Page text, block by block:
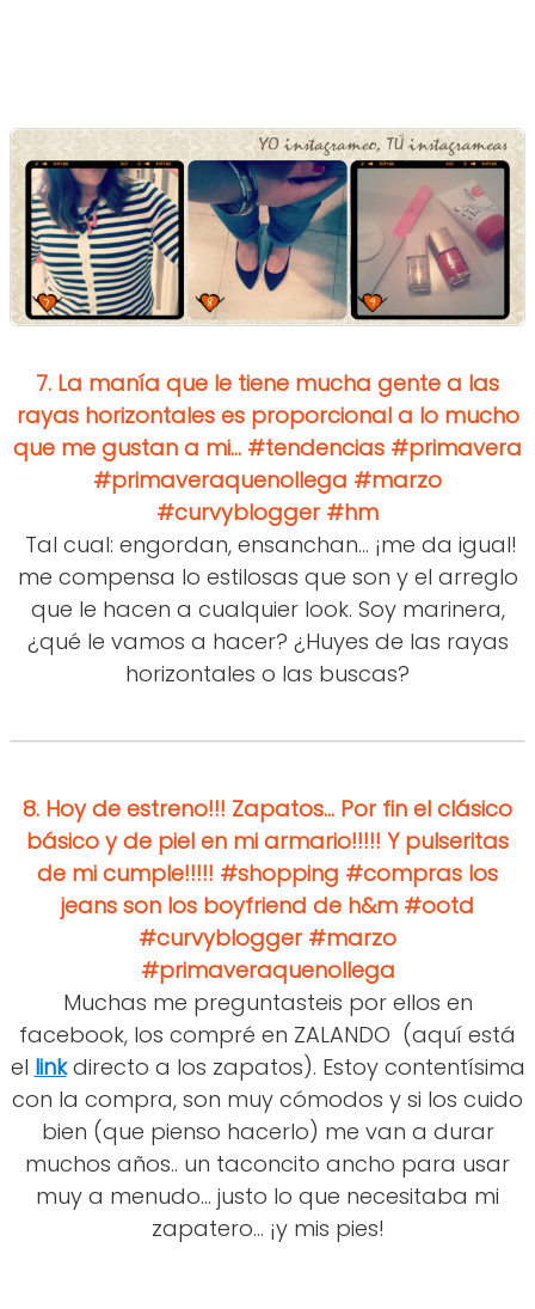
7. La manía que le tiene mucha gente a las
rayas horizontales es proporcional a lo mucho
que me gustan a mi... #tendencias #primavera
#primaveraquenollega #marzo
#curvyblogger #hm
Tal cual: engordan, ensanchan... ¡me da igual!
me compensa lo estilosas que son y el arreglo
que le hacen a cualquier look. Soy marinera,
¿qué le vamos a hacer? ¿Huyes de las rayas
horizontales o las buscas?
8. Hoy de estreno!!! Zapatos... Por fin el clásico
básico y de piel en mi armario!!!!! Y pulseritas
de mi cumple!!!!! #shopping #compras los
jeans son los boyfriend de h&m #ootd
#curvyblogger #marzo
#primaveraquenollega
Muchas me preguntasteis por ellos en
facebook, los compré en ZALANDO (aquí está
el linkdirecto a los zapatos). Estoy contentísima
con la compra, son muy cómodos y si los cuido
bien (que pienso hacerlo) me van a durar
muchos años.. un taconcito ancho para usar
muy a menudo... justo lo que necesitaba mi
zapatero... ¡y mis pies!